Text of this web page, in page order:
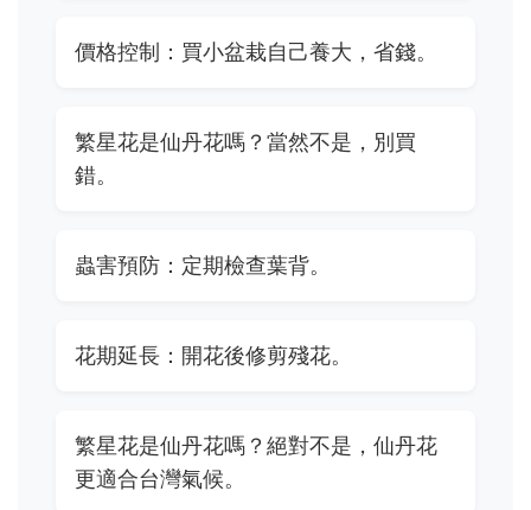
價格控制：買小盆栽自己養大，省錢。
繁星花是仙丹花嗎？當然不是，別買
錯。
蟲害預防：定期檢查葉背。
花期延長：開花後修剪殘花。
繁星花是仙丹花嗎？絕對不是，仙丹花
更適合台灣氣候。